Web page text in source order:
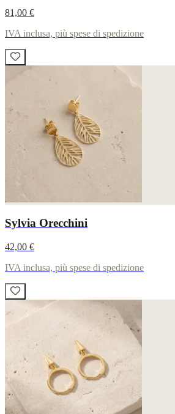
81,00 €
IVA inclusa, più spese di spedizione
Sylvia Orecchini
42,00 €
IVA inclusa, più spese di spedizione